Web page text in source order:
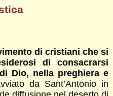
di cristiani che si
di consacrarsi
Dio, nella preghiera e
da Sant’Antonio in